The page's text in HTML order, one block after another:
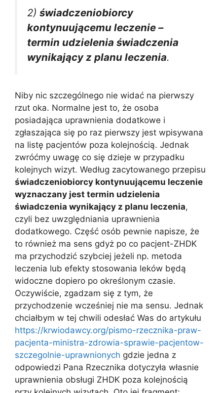
2) świadczeniobiorcy
kontynuującemu leczenie –
termin udzielenia świadczenia
wynikający z planu leczenia.
Niby nic szczególnego nie widać na pierwszy
rzut oka. Normalne jest to, że osoba
posiadająca uprawnienia dodatkowe i
zgłaszająca się po raz pierwszy jest wpisywana
na listę pacjentów poza kolejnością. Jednak
zwróćmy uwagę co się dzieje w przypadku
kolejnych wizyt. Według zacytowanego przepisu
świadczeniobiorcy kontynuującemu leczenie
wyznaczany jest termin udzielenia
świadczenia wynikający z planu leczenia,
czyli bez uwzględniania uprawnienia
dodatkowego. Część osób pewnie napisze, że
to również ma sens gdyż po co pacjent-ZHDK
ma przychodzić szybciej jeżeli np. metoda
leczenia lub efekty stosowania leków będą
widoczne dopiero po określonym czasie.
Oczywiście, zgadzam się z tym, że
przychodzenie wcześniej nie ma sensu. Jednak
chciałbym w tej chwili odesłać Was do artykułu
https://krwiodawcy.org/pismo-rzecznika-praw-
pacjenta-ministra-zdrowia-sprawie-pacjentow-
szczegolnie-uprawnionych gdzie jedna z
odpowiedzi Pana Rzecznika dotyczyła własnie
uprawnienia obsługi ZHDK poza kolejnością